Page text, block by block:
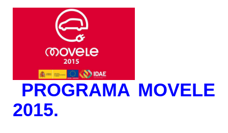
PROGRAMA MOVELE
2015.